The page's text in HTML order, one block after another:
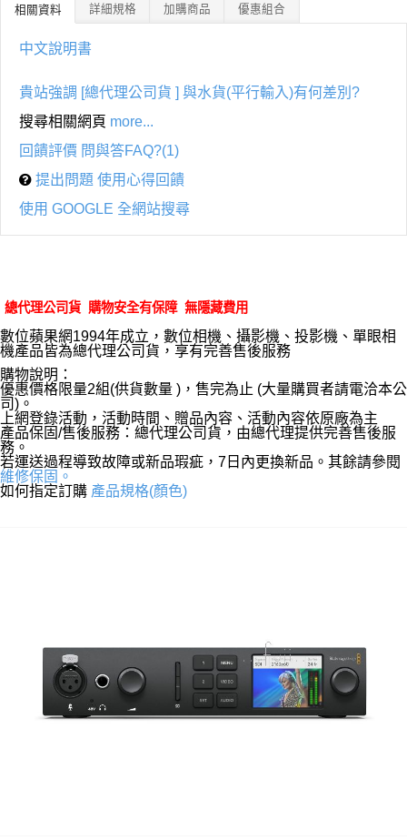
相關資料 詳細規格 加購商品 優惠組合
中文說明書
貴站強調 [總代理公司貨 ] 與水貨(平行輸入)有何差別?
搜尋相關網頁 more...
回饋評價 問與答FAQ?(1)
提出問題 使用心得回饋
使用 GOOGLE 全網站搜尋
總代理公司貨 購物安全有保障 無隱藏費用
數位蘋果網1994年成立，數位相機、攝影機、投影機、單眼相
機產品皆為總代理公司貨，享有完善售後服務
購物說明：
優惠價格限量2組(供貨數量 )，售完為止 (大量購買者請電洽本公
司)。
上網登錄活動，活動時間、贈品內容、活動內容依原廠為主
產品保固/售後服務：總代理公司貨，由總代理提供完善售後服
務。
若運送過程導致故障或新品瑕疵，7日內更換新品。其餘請參閱
維修保固。
如何指定訂購 產品規格(顏色)